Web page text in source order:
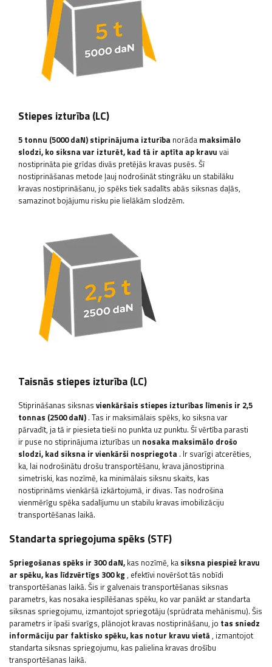
Stiepes izturība (LC)
5 tonnu (5000 daN) stiprinājuma izturība norāda maksimālo
slodzi, ko siksna var izturēt, kad tā ir aptīta ap kravu vai
nostiprināta pie grīdas divās pretējās kravas pusēs. Šī
nostiprināšanas metode ļauj nodrošināt stingrāku un stabilāku
kravas nostiprināšanu, jo spēks tiek sadalīts abās siksnas daļās,
samazinot bojājumu risku pie lielākām slodzēm.
Taisnās stiepes izturība (LC)
Stiprināšanas siksnas vienkāršais stiepes izturības līmenis ir 2,5
tonnas (2500 daN) . Tas ir maksimālais spēks, ko siksna var
pārvadīt, ja tā ir piesieta tieši no punkta uz punktu. Šī vērtība parasti
ir puse no stiprinājuma izturības un nosaka maksimālo drošo
slodzi, kad siksna ir vienkārši nospriegota . Ir svarīgi atcerēties,
ka, lai nodrošinātu drošu transportēšanu, krava jānostiprina
simetriski, kas nozīmē, ka minimālais siksnu skaits, kas
nostiprināms vienkāršā izkārtojumā, ir divas. Tas nodrošina
vienmērīgu spēka sadalījumu un stabilu kravas imobilizāciju
transportēšanas laikā.
Standarta spriegojuma spēks (STF)
Spriegošanas spēks ir 300 daN, kas nozīmē, ka siksna piespiež kravu
ar spēku, kas līdzvērtīgs 300 kg , efektīvi novēršot tās nobīdi
transportēšanas laikā. Šis ir galvenais transportēšanas siksnas
parametrs, kas nosaka iespīlēšanas spēku, ko var panākt ar standarta
siksnas spriegojumu, izmantojot spriegotāju (sprūdrata mehānismu). Šis
parametrs ir īpaši svarīgs, plānojot kravas nostiprināšanu, jo tas sniedz
informāciju par faktisko spēku, kas notur kravu vietā, izmantojot
standarta siksnas spriegojumu, kas palielina kravas drošību
transportēšanas laikā.